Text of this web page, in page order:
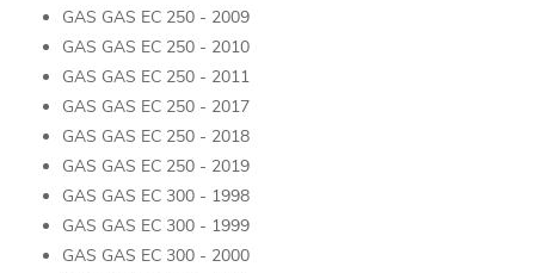
GAS GAS EC 250 - 2009
GAS GAS EC 250 - 2010
GAS GAS EC 250 - 2011
GAS GAS EC 250 - 2017
GAS GAS EC 250 - 2018
GAS GAS EC 250 - 2019
GAS GAS EC 300 - 1998
GAS GAS EC 300 - 1999
GAS GAS EC 300 - 2000